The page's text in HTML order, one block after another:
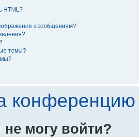
HTML?
к сообщениям?
темы?
конференцию
могу войти?